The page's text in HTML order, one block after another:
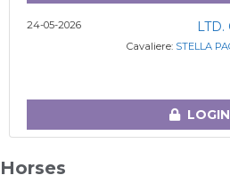
24-05-2026
Cavaliere: STELLA
LOGIN
Horses